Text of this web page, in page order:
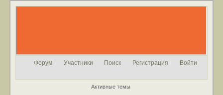
Форум Участники Поиск Регистрация Войти
Активные темы